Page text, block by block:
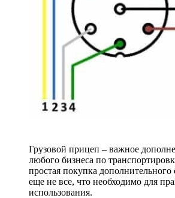
Грузовой прицеп – важное
любого бизнеса по
простая покупка дополнительного
еще не все, что необходимо для
использования.